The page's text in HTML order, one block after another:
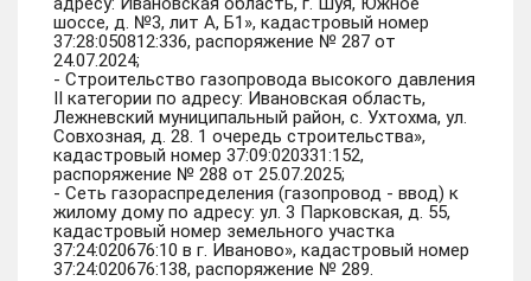
шоссе, д. №3, лит А, Б1», кадастровый номер
37:28:050812:336, распоряжение № 287 от
24.07.2024;
- Строительство газопровода высокого давления
II категории по адресу: Ивановская область,
Лежневский муниципальный район, с. Ухтохма, ул.
Совхозная, д. 28. 1 очередь строительства»,
кадастровый номер 37:09:020331:152,
распоряжение № 288 от 25.07.2025;
- Сеть газораспределения (газопровод - ввод) к
жилому дому по адресу: ул. 3 Парковская, д. 55,
кадастровый номер земельного участка
37:24:020676:10 в г. Иваново», кадастровый номер
37:24:020676:138, распоряжение № 289.